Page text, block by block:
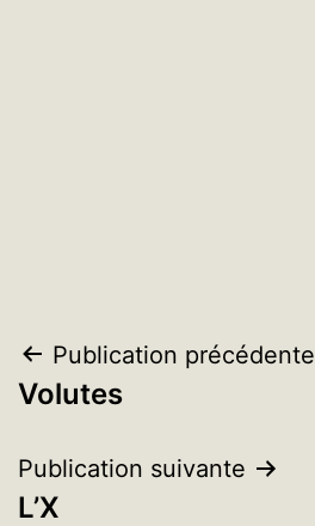
Navigation
de
l’article
Publication précédente
Volutes
Publication suivante
L’X